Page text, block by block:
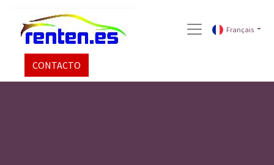
Français
CONTACTO